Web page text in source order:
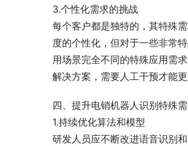
3.个性化需求的挑战
每个客户都是独特的，其特殊
度的个性化，但对于一些非常
用场景完全不同的特殊应用需
解决方案，需要人工干预才能
四、提升电销机器人识别特殊
1.持续优化算法和模型
研发人员应不断改进语音识别